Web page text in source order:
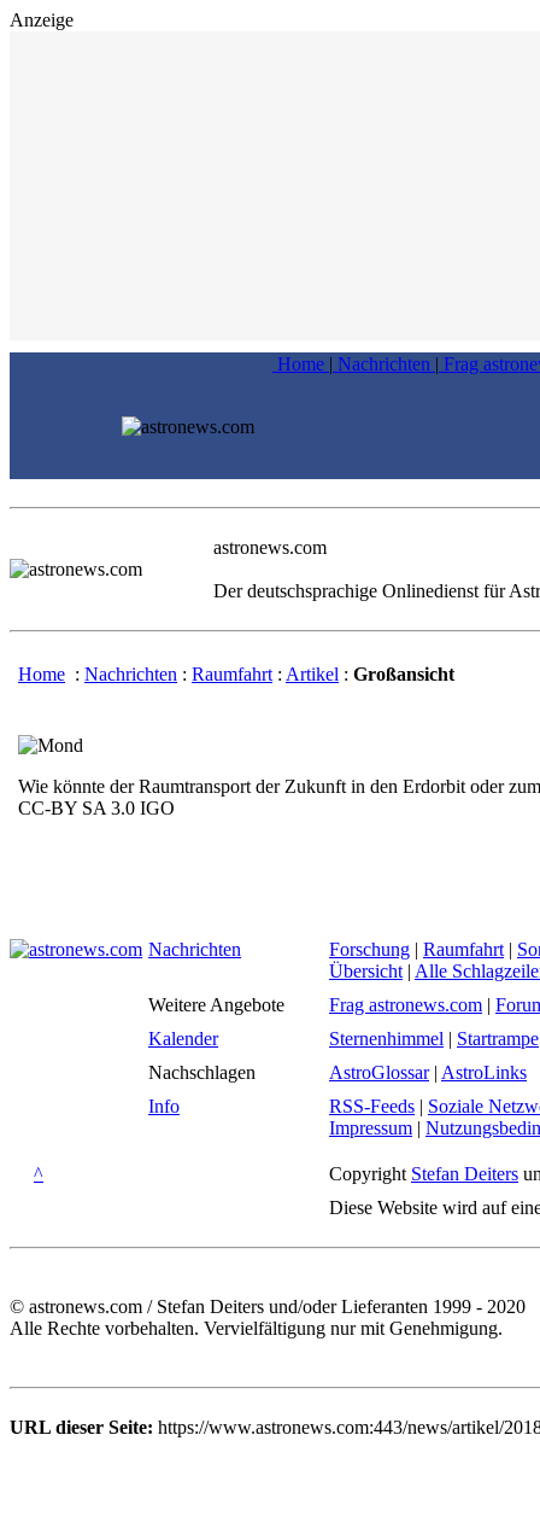
Anzeige
Home | Nachrichten | Frag
astronews.com
Der deutschsprachige Onlinedienst für
Home : Nachrichten : Raumfahrt : Artikel : Großansicht
Wie könnte der Raumtransport der Zukunft in den Erdorbit oder
CC-BY SA 3.0 IGO
Nachrichten Forschung | Raumfahrt |
Übersicht | Alle
Weitere Angebote
Frag astronews.com |
Kalender
Sternenhimmel | Startrampe
Nachschlagen
AstroGlossar| AstroLinks
Info
RSS-Feeds | Soziale
Impressum |
^ Copyright Stefan Deiters
Diese Website wird auf
© astronews.com / Stefan Deiters und/oder Lieferanten 1999 - 2020
Alle Rechte vorbehalten. Vervielfältigung nur mit Genehmigung.
URL dieser Seite: https://www.astronews.com:443/news/artikel/